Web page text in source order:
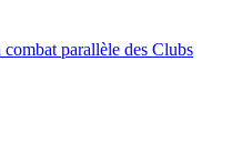
parallèle des Clubs